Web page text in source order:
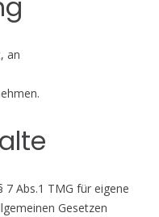
an
Abs.1 TMG für eigene
Gesetzen